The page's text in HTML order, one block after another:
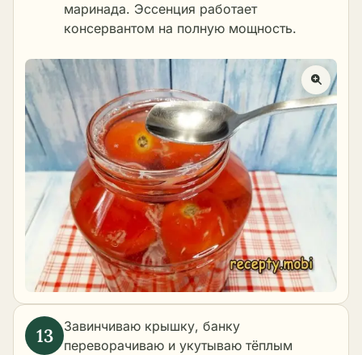
маринада. Эссенция работает
консервантом на полную мощность.
Завинчиваю крышку, банку
переворачиваю и укутываю тёплым